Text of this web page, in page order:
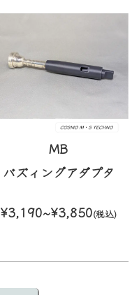
MB
バズィングアダプタ
¥3,190~¥3,850(税込)